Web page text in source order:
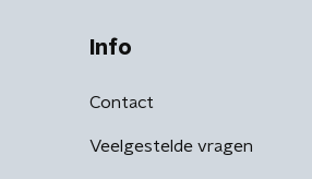
Info
Contact
Veelgestelde vragen